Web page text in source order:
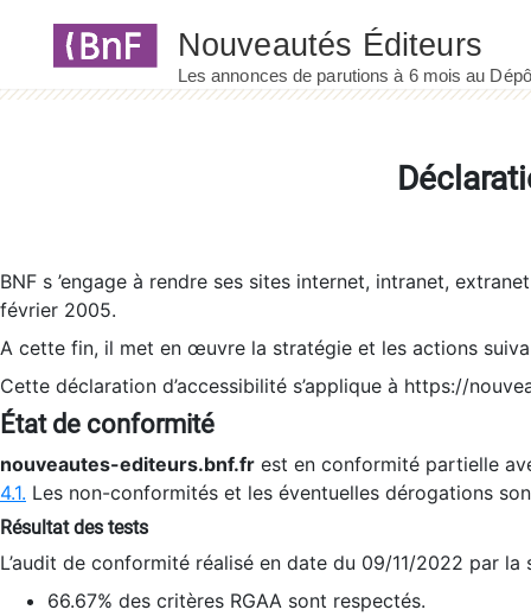
BNF s ’engage à rendre ses sites internet, intranet,
février 2005.
A cette fin, il met en œuvre la stratégie et les actions
Cette déclaration d’accessibilité s’applique à https://
État de conformité
nouveautes-editeurs.bnf.fr est en conformité partielle
4.1. Les non-conformités et les éventuelles dérogations
Résultat des tests
L’audit de conformité réalisé en date du 09/11/2022 par
66.67% des critères RGAA sont respectés.